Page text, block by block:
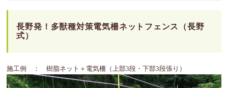
長野発！多獣種対策電気柵ネットフェンス（長野
式）
施工例 ： 樹脂ネット＋電気柵（上部3段・下部3段張り）